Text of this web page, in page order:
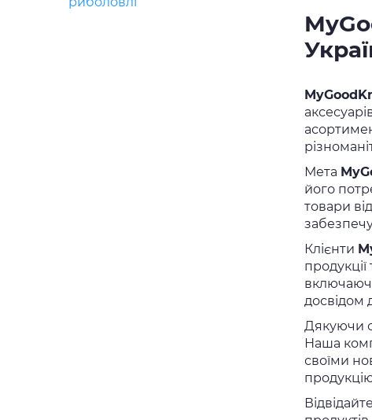
Мета
його
товари
Клієнти
досвідом
Дякуючи
Наша
своїми
Відвідайте